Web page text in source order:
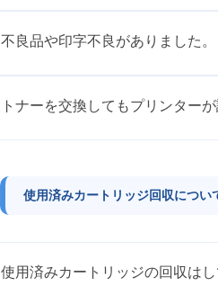
不良品や印字不良がありました
トナーを交換してもプリンターが
使用済みカートリッジ回収につい
使用済みカートリッジの回収は